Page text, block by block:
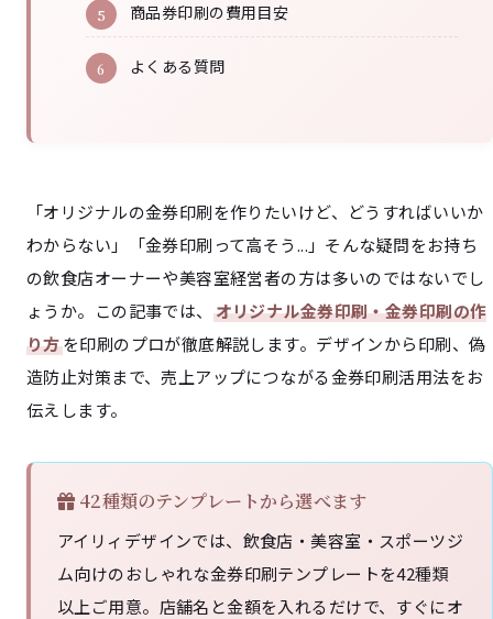
商品券印刷の費用目安
よくある質問
「オリジナルの金券印刷を作りたいけど、どうすればいいか
わからない」「金券印刷って高そう...」そんな疑問をお持ち
の飲食店オーナーや美容室経営者の方は多いのではないでし
ょうか。この記事では、 オリジナル金券印刷・金券印刷の作
り方を印刷のプロが徹底解説します。デザインから印刷、偽
造防止対策まで、売上アップにつながる金券印刷活用法をお
伝えします。
42種類のテンプレートから選べます
アイリィデザインでは、飲食店・美容室・スポーツジ
ム向けのおしゃれな金券印刷テンプレートを42種類
以上ご用意。店舗名と金額を入れるだけで、すぐにオ